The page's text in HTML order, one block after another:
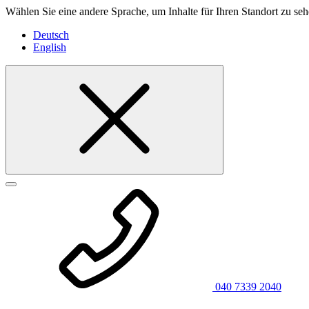
Wählen Sie eine andere Sprache, um Inhalte für Ihren Standort zu
Deutsch
English
040 7339 2040